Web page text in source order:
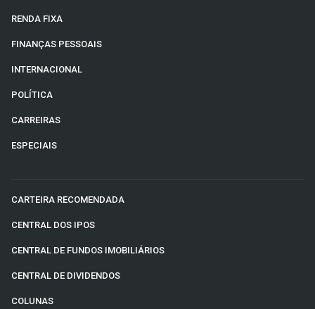
RENDA FIXA
FINANÇAS PESSOAIS
INTERNACIONAL
POLÍTICA
CARREIRAS
ESPECIAIS
CARTEIRA RECOMENDADA
CENTRAL DOS IPOS
CENTRAL DE FUNDOS IMOBILIÁRIOS
CENTRAL DE DIVIDENDOS
COLUNAS